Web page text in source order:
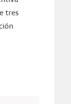
tres